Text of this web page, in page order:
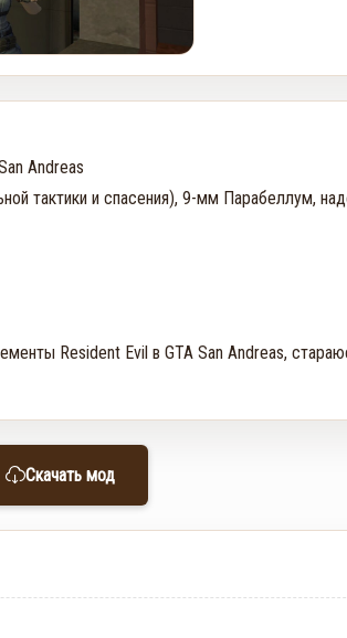
Andreas
тактики и спасения), 9-мм Парабеллум,
Resident Evil в GTA San Andreas,
Скачать мод